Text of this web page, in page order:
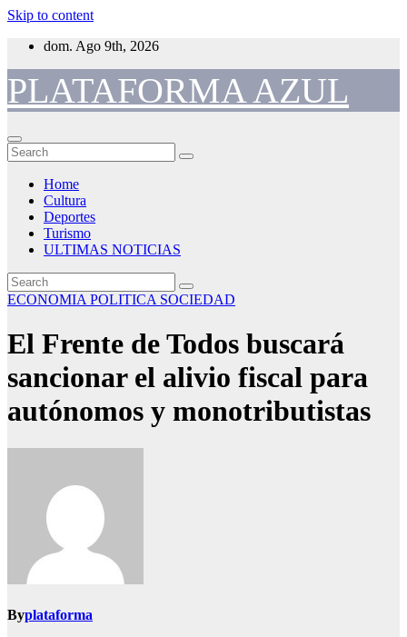
Skip to content
dom. Ago 9th, 2026
PLATAFORMA AZUL
Home
Cultura
Deportes
Turismo
ULTIMAS NOTICIAS
ECONOMIA POLITICA SOCIEDAD
El Frente de Todos buscará
sancionar el alivio fiscal para
autónomos y monotributistas
Byplataforma